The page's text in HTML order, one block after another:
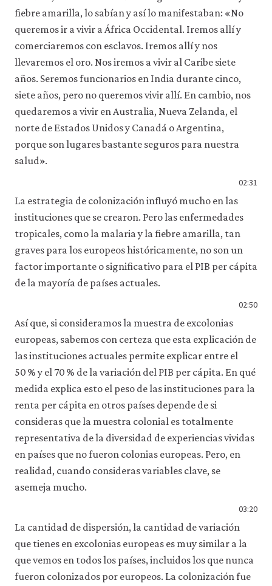
fiebre amarilla, lo sabían y así lo manifestaban: «No
queremos ir a vivir a África Occidental. Iremos allí y
comerciaremos con esclavos. Iremos allí y nos
llevaremos el oro. Nos iremos a vivir al Caribe siete
años. Seremos funcionarios en India durante cinco,
siete años, pero no queremos vivir allí. En cambio, nos
quedaremos a vivir en Australia, Nueva Zelanda, el
norte de Estados Unidos y Canadá o Argentina,
porque son lugares bastante seguros para nuestra
salud».
02:31
La estrategia de colonización influyó mucho en las
instituciones que se crearon. Pero las enfermedades
tropicales, como la malaria y la fiebre amarilla, tan
graves para los europeos históricamente, no son un
factor importante o significativo para el PIB per cápita
de la mayoría de países actuales.
02:50
Así que, si consideramos la muestra de excolonias
europeas, sabemos con certeza que esta explicación de
las instituciones actuales permite explicar entre el
50 % y el 70 % de la variación del PIB per cápita. En qué
medida explica esto el peso de las instituciones para la
renta per cápita en otros países depende de si
consideras que la muestra colonial es totalmente
representativa de la diversidad de experiencias vividas
en países que no fueron colonias europeas. Pero, en
realidad, cuando consideras variables clave, se
asemeja mucho.
03:20
La cantidad de dispersión, la cantidad de variación
que tienes en excolonias europeas es muy similar a la
que vemos en todos los países, incluidos los que nunca
fueron colonizados por europeos. La colonización fue
5.14 Política monetaria y tipo de
políticas a choques de oferta;
estudio del caso de Reino Unido
entre 1950 y 2023
5.16 Resumen
5.17 Referencias
gobernanza e inflación
7.12 Resumen
8.14 Resumen
8.15 Referencias
impulsan las emisiones de
carbono: la identidad de Kaya
9.13 Resumen
9.14 Referencias
10.10 Los paralelismos entre la
competencia política y la
10.11 La persistencia de la
injusticia y los fallos del mercado
en las democracias: por qué
fracasan los gobiernos
10.12 No factibilidad económica
elegidos como principales y
agentes
10.14 Las políticas importan y la
10.15 Epílogo
10.16 Resumen
10.17 Referencias